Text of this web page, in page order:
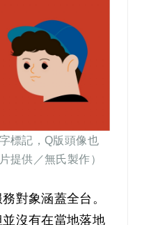
標記，Q版頭像也
提供／無氏製作）
對象涵蓋全台 。
沒有在當地落地